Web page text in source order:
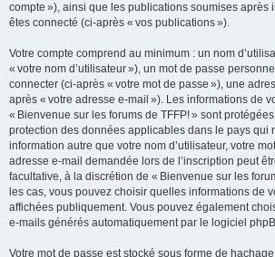
compte »), ainsi que les publications soumises après
êtes connecté (ci-après « vos publications »).
Votre compte comprend au minimum : un nom
« votre nom d’utilisateur »), un mot de passe
connecter (ci-après « votre mot de passe »), une
après « votre adresse e-mail »). Les informations de
« Bienvenue sur les forums de TFFP! » sont
protection des données applicables dans le pays qui
information autre que votre nom d’utilisateur, votre
adresse e-mail demandée lors de l’inscription peut
facultative, à la discrétion de « Bienvenue sur les
les cas, vous pouvez choisir quelles informations de
affichées publiquement. Vous pouvez également
e-mails générés automatiquement par le logiciel
Votre mot de passe est stocké sous forme de